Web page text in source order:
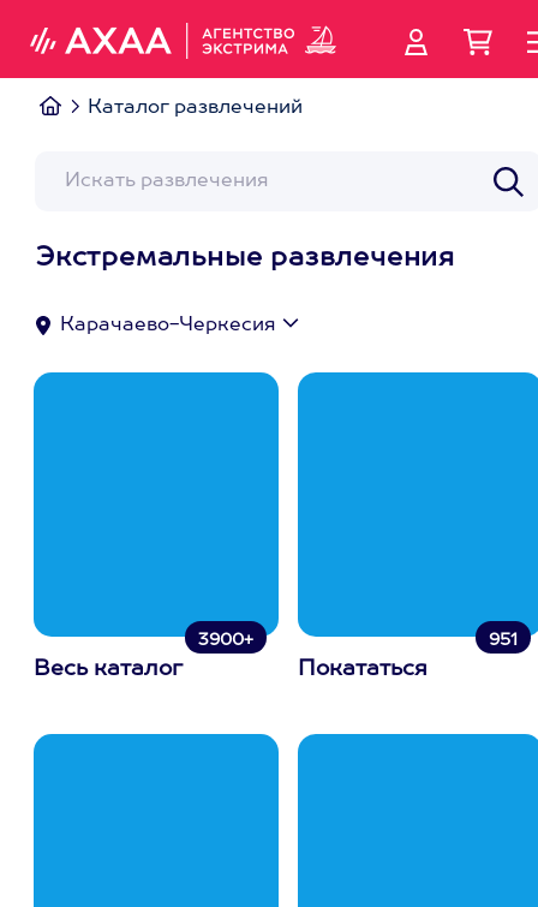
Каталог развлечений
Экстремальные развлечения
Карачаево-Черкесия
3900+
Весь каталог
951
Покататься